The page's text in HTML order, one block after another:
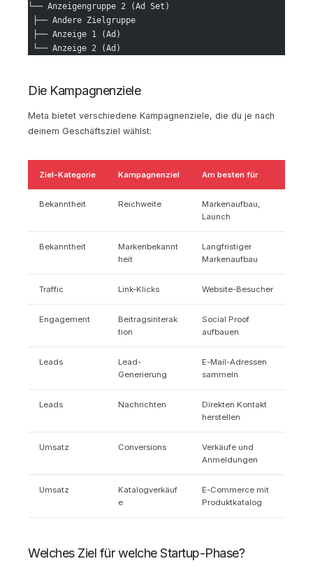
└── Anzeigengruppe 2 (Ad Set)
├── Andere Zielgruppe
├── Anzeige 1 (Ad)
└── Anzeige 2 (Ad)
Die Kampagnenziele
Meta bietet verschiedene Kampagnenziele, die du je nach
deinem Geschäftsziel wählst:
Ziel-Kategorie Kampagnenziel Am besten für
Bekanntheit Reichweite
Markenaufbau,
Launch
Bekanntheit
Markenbekannt
heit
Langfristiger
Markenaufbau
Traffic Link-Klicks Website-Besucher
Engagement
Beitragsinterak
tion
Social Proof
aufbauen
Leads
Lead-
Generierung
E-Mail-Adressen
sammeln
Leads Nachrichten
Direkten Kontakt
herstellen
Umsatz Conversions
Verkäufe und
Anmeldungen
Umsatz
Katalogverkäuf
e
E-Commerce mit
Produktkatalog
Welches Ziel für welche Startup-Phase?